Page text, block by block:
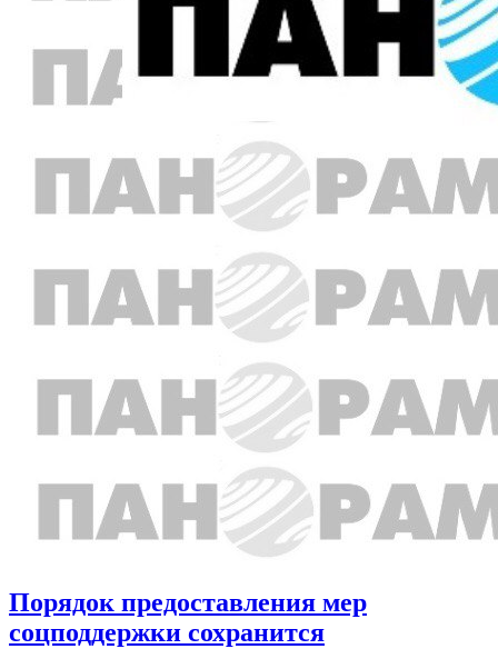
Порядок предоставления мер
соцподдержки сохранится